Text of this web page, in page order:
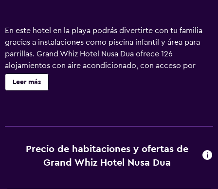
En este hotel en la playa podrás divertirte con tu familia
gracias a instalaciones como piscina infantil y área para
parrillas. Grand Whiz Hotel Nusa Dua ofrece 126
alojamientos con aire acondicionado, con acceso por
pasillos exteriores y caja fuerte (cabe un portátil) y botella
de agua gratuita. Se ofrece una televisión LCD de 26
Este hotel en Isla Nusa Dua ofrece acceso a Internet wifi
gratis. Los servicios para las personas de negocios
Leer más
Precio de habitaciones y ofertas de
Grand Whiz Hotel Nusa Dua